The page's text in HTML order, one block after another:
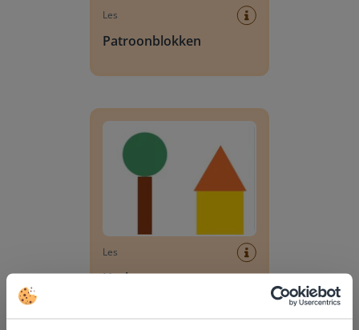
Les
Patroonblokken
Les
Herkennen van een
rechthoek en vierkant